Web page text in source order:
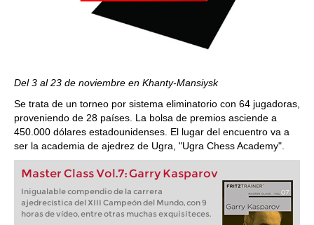
Del 3 al 23 de noviembre en Khanty-Mansiysk
Se trata de un torneo por sistema eliminatorio con 64 jugadoras,
proveniendo de 28 países. La bolsa de premios asciende a
450.000 dólares estadounidenses. El lugar del encuentro va a
ser la academia de ajedrez de Ugra, "Ugra Chess Academy".
Master Class Vol.7: Garry Kasparov
Inigualable compendio de la carrera
ajedrecística del XIII Campeón del Mundo, con 9
horas de vídeo, entre otras muchas exquisiteces.